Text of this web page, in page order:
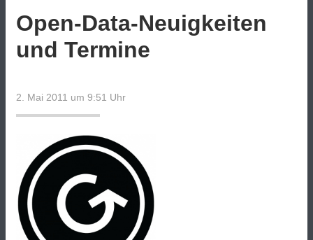
Open-Data-Neuigkeiten
und Termine
2. Mai 2011 um 9:51 Uhr